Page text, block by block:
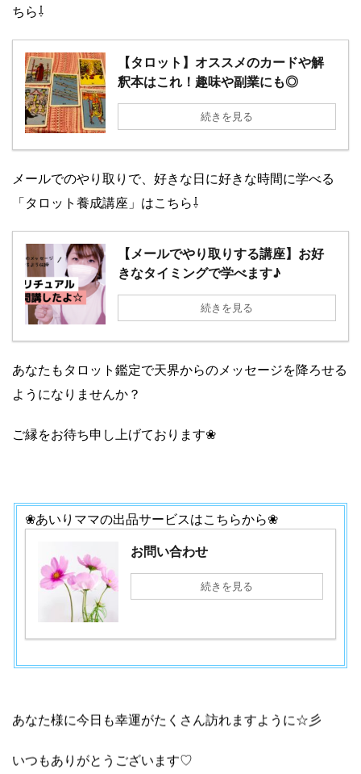
ちら⇩
【タロット】オススメのカードや解
釈本はこれ！趣味や副業にも◎
続きを見る
メールでのやり取りで、好きな日に好きな時間に学べる
「タロット養成講座」はこちら⇩
【メールでやり取りする講座】お好
きなタイミングで学べます♪
続きを見る
あなたもタロット鑑定で天界からのメッセージを降ろせる
ようになりませんか？
ご縁をお待ち申し上げております❀
❀あいりママの出品サービスはこちらから❀
お問い合わせ
続きを見る
あなた様に今日も幸運がたくさん訪れますように☆彡
いつもありがとうございます♡